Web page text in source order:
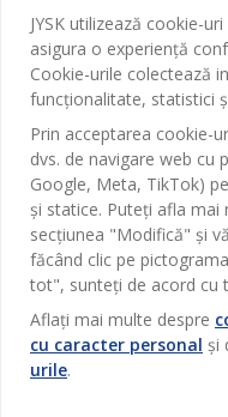
Baie
Birou
Sufragerie
Bucătărie
Depozitare
Perdele
Grădină
Pentru casă
Outlet
Contact Relații Clienți
Magazine și program
Broșură
Termeni si conditii vânzări
Garantia prețului
Garanția Produselor
Politica de confidentialitate
Card cadou
JYSK
Despre JYSK
JYSK.com
Presă
Locuri de muncă
Newsletter
Inspirație
SEDIU CENTRAL
TAROL-DD S.R.L. str.
Moldova
JYSK BUSINESS TO
Vânzări și relații clienți
Telefon: 060 531 531
E-mail: jysk@jysk.md
JYSK RELAȚII CLIENȚI
Contact Relații Clienți
Telefon: 022 022 030
E-mail: support@jysk.md
Urmărește Jysk
JYSK utilizează cookie-
asigura o experiență
Cookie-urile colectează
funcționalitate, statistici
Prin acceptarea cookie-
dvs. de navigare web cu
Google, Meta, TikTok)
și statice. Puteți afla mai
secțiunea "Modifică" și
făcând clic pe
tot", sunteți de acord cu
Aflați mai multe despre
cu caracter personal și
urile.